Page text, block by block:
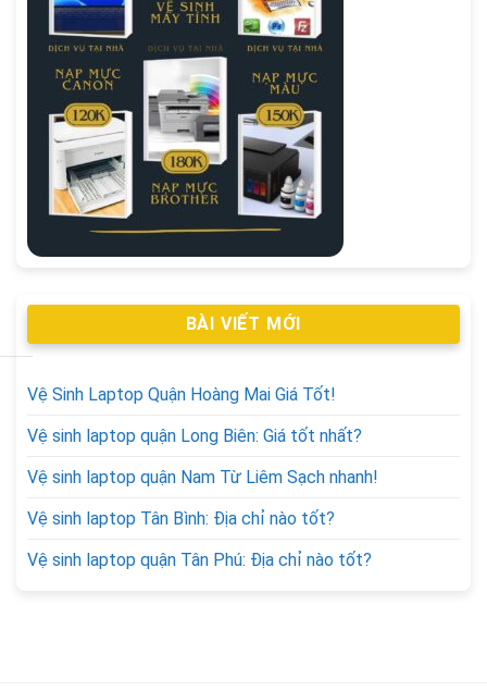
BÀI VIẾT MỚI
Vệ Sinh Laptop Quận Hoàng Mai Giá Tốt!
Vệ sinh laptop quận Long Biên: Giá tốt nhất?
Vệ sinh laptop quận Nam Từ Liêm Sạch nhanh!
Vệ sinh laptop Tân Bình: Địa chỉ nào tốt?
Vệ sinh laptop quận Tân Phú: Địa chỉ nào tốt?